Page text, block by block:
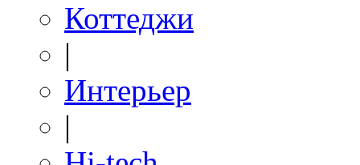
Коттеджи
|
Интерьер
|